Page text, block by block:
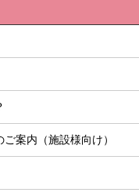
案内（施設様向け）